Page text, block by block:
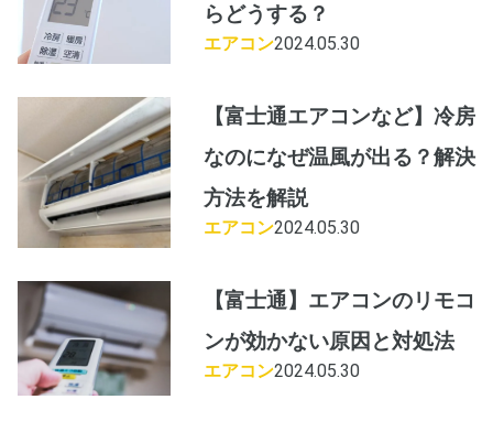
らどうする？
エアコン2024.05.30
【富士通エアコンなど】冷房
なのになぜ温風が出る？解決
方法を解説
エアコン2024.05.30
【富士通】エアコンのリモコ
ンが効かない原因と対処法
エアコン2024.05.30